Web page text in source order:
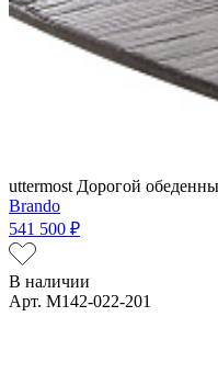
uttermost Дорогой
Brando
541 500 ₽
В наличии
Арт. M142-022-201